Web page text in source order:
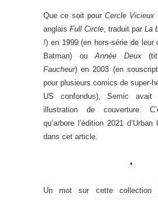
Que ce soit pour Cercle Vicieux
anglais Full Circle , traduit par La
!) en 1999 (en hors-série de leur
Batman) ou Année Deux
Faucheur) en 2003 (en
pour plusieurs comics de super-
US confondus), Semic
illustration de couverture.
qu’arbore l’édition 2021
dans cet article.
•
Un mot sur cette collection